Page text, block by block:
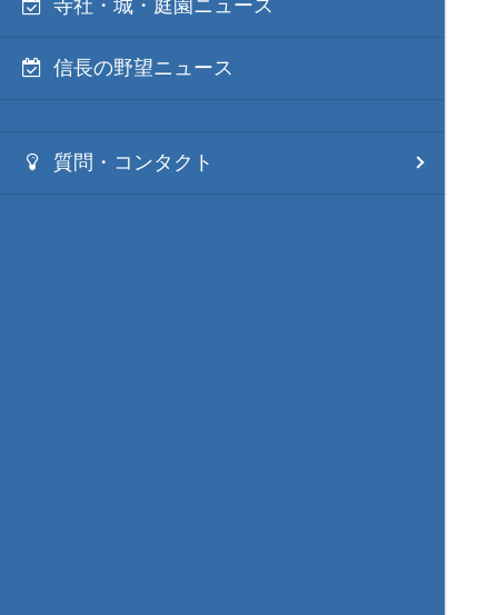
寺社・城・庭園ニュース
信長の野望ニュース
質問・コンタクト